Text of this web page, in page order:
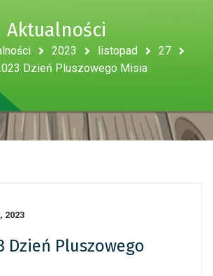
Aktualności
2023 listopad
27
Dzień Pluszowego Misia
2023
Dzień Pluszowego